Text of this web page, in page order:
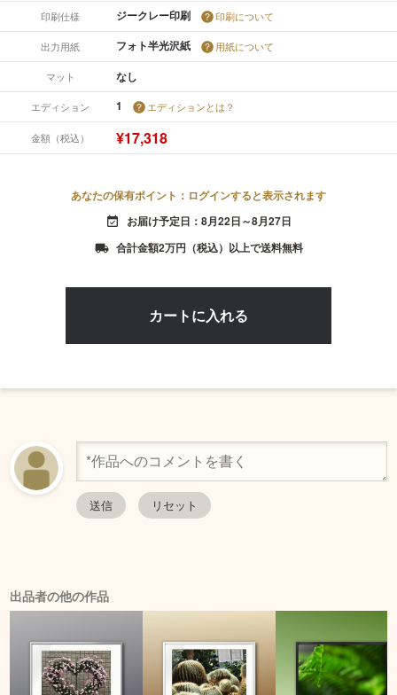
印刷仕様 ジークレー印刷 印刷について
出力用紙 フォト半光沢紙 用紙について
マット なし
エディション 1 エディションとは？
金額（税込） ¥17,318
あなたの保有ポイント：ログインすると表示されます
event_available お届け予定日：8月22日～8月27日
local_shipping 合計金額2万円（税込）以上で送料無料
出品者の他の作品